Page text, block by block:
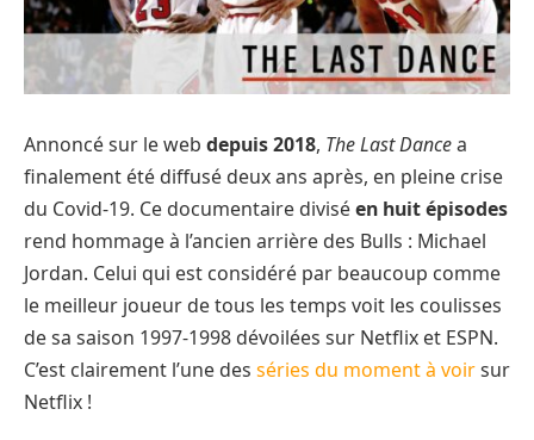
Annoncé sur le web depuis 2018, The Last Dancea
finalement été diffusé deux ans après, en pleine crise
du Covid-19. Ce documentaire diviséen huit épisodes
rend hommage à l’ancien arrière des Bulls : Michael
Jordan. Celui qui est considéré par beaucoup comme
le meilleur joueur de tous les temps voit les coulisses
de sa saison 1997-1998 dévoilées sur Netflix et ESPN.
C’est clairement l’une des séries du moment à voirsur
Netflix !